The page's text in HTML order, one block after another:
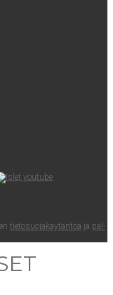
tie­to­suo­ja­käy­tän­töä ja pal­